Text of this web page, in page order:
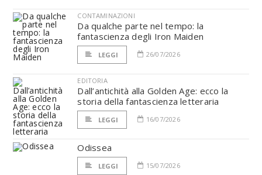
CONTAMINAZIONI
Da qualche parte nel tempo: la
fantascienza degli Iron Maiden
LEGGI 26/07/2026
EDITORIA
Dall’antichità alla Golden Age: ecco la
storia della fantascienza letteraria
LEGGI 16/07/2026
Odissea
LEGGI 15/07/2026